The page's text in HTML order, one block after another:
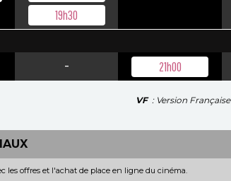
19h30
- 21h00
VF : Version Française
les offres et l'achat de place en ligne du cinéma.